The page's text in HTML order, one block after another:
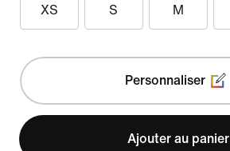
XS S M
Personnaliser
Ajouter au panier